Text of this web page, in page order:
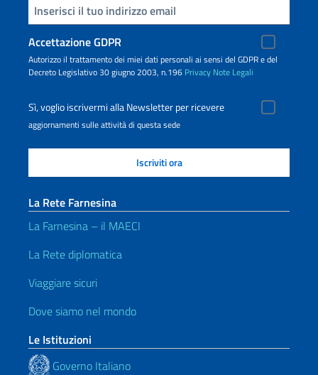
Inserisci la tua email
Accettazione GDPR
Autorizzo il trattamento dei miei dati personali ai sensi del GDPR e del
Decreto Legislativo 30 giugno 2003, n.196 Privacy Note Legali
Sì, voglio iscrivermi alla Newsletter per ricevere
aggiornamenti sulle attività di questa sede
La Rete Farnesina
La Farnesina – il MAECI
La Rete diplomatica
Viaggiare sicuri
Dove siamo nel mondo
Le Istituzioni
Governo Italiano